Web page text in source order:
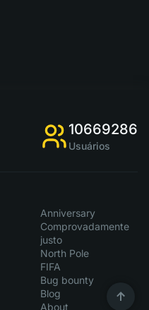
10669286
Usuários
Anniversary
Comprovadamente
justo
North Pole
FIFA
Bug bounty
Blog
About